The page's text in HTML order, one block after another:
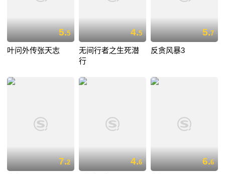
5.5
叶问外传张天志
4.5
无间行者之生死潜
行
5.7
反贪风暴3
7.2 4.6 6.6